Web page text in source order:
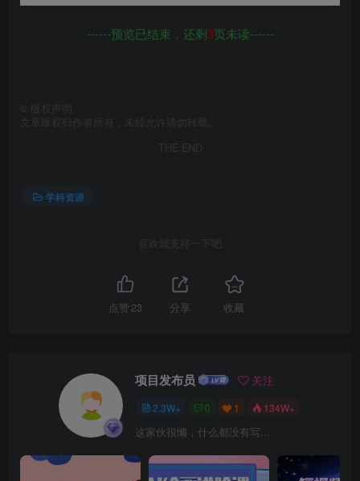
------预览已结束，还剩3页未读------
版权声明
文章版权归作者所有，未经允许请勿转载。
THE END
学科资源
喜欢就支持一下吧
点赞23 分享 收藏
项目发布员 关注
2.3W+ 0 1 134W+
这家伙很懒，什么都没有写...